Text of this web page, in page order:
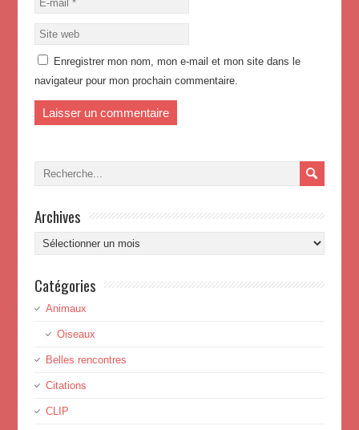
Enregistrer mon nom, mon e-mail et mon site dans le
navigateur pour mon prochain commentaire.
Archives
Archives
Catégories
Animaux
Oiseaux
Belles rencontres
Citations
CLIP